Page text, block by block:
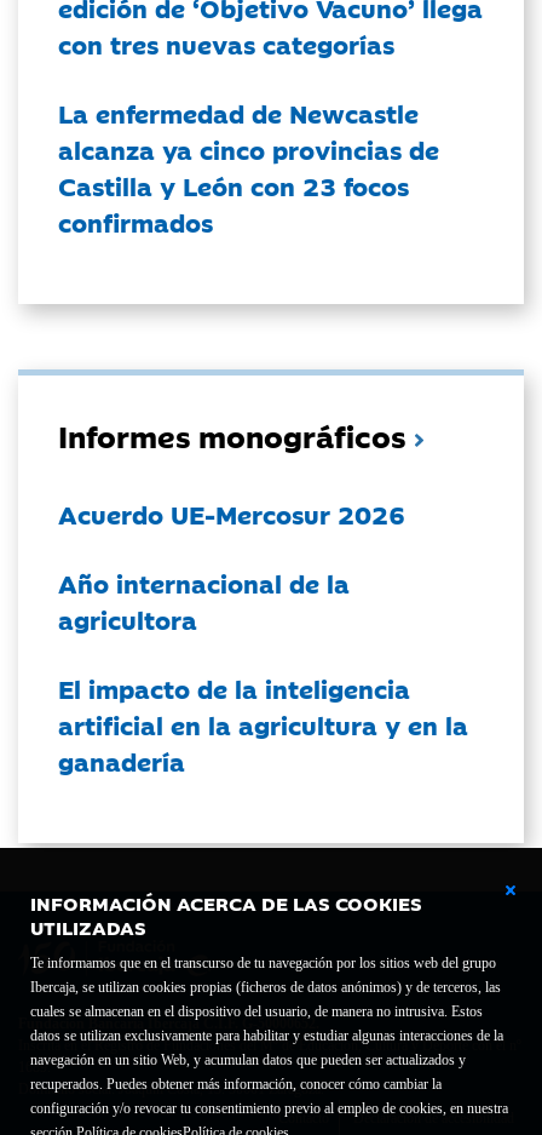
INFORMACIÓN ACERCA DE LAS COOKIES
UTILIZADAS
Te informamos que en el transcurso de tu navegación por los sitios web del grupo
Ibercaja, se utilizan cookies propias (ficheros de datos anónimos) y de terceros, las
cuales se almacenan en el dispositivo del usuario, de manera no intrusiva. Estos
datos se utilizan exclusivamente para habilitar y estudiar algunas interacciones de la
navegación en un sitio Web, y acumulan datos que pueden ser actualizados y
recuperados. Puedes obtener más información, conocer cómo cambiar la
configuración y/o revocar tu consentimiento previo al empleo de cookies, en nuestra
edición de ‘Objetivo Vacuno’ llega
con tres nuevas categorías
La enfermedad de Newcastle
alcanza ya cinco provincias de
Castilla y León con 23 focos
confirmados
Informes monográficos
Acuerdo UE-Mercosur 2026
Año internacional de la
agricultora
El impacto de la inteligencia
artificial en la agricultura y en la
ganadería
Fundación Bancaria Ibercaja C.I.F. G-50000652.
Inscrita en el Registro de Fundaciones del Mº de Educación, Cultura y Deporte con el nº
1689.
Domicilio social: Joaquín Costa, 13. 50001 Zaragoza.
Contacto
Declaración de accesibilidad